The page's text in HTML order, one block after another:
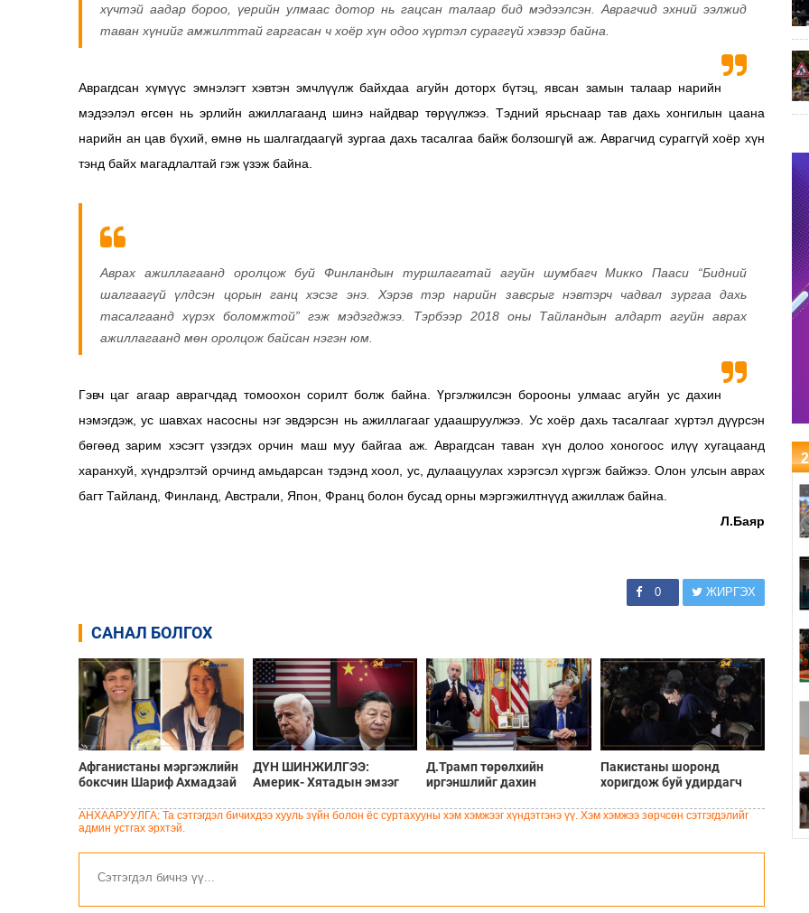
хүчтэй аадар бороо, үерийн улмаас дотор нь гацсан талаар бид мэдээлсэн. Аврагчид эхний ээлжид
таван хүнийг амжилттай гаргасан ч хоёр хүн одоо хүртэл сураггүй хэвээр байна.
Аврагдсан хүмүүс эмнэлэгт хэвтэн эмчлүүлж байхдаа агуйн доторх бүтэц, явсан замын талаар нарийн
мэдээлэл өгсөн нь эрлийн ажиллагаанд шинэ найдвар төрүүлжээ. Тэдний ярьснаар тав дахь хонгилын цаана
нарийн ан цав бүхий, өмнө нь шалгагдаагүй зургаа дахь тасалгаа байж болзошгүй аж. Аврагчид сураггүй хоёр хүн
тэнд байх магадлалтай гэж үзэж байна.
Аврах ажиллагаанд оролцож буй Финландын туршлагатай агуйн шумбагч Микко Пааси “Бидний
шалгаагүй үлдсэн цорын ганц хэсэг энэ. Хэрэв тэр нарийн завсрыг нэвтэрч чадвал зургаа дахь
тасалгаанд хүрэх боломжтой” гэж мэдэгджээ. Тэрбээр 2018 оны Тайландын алдарт агуйн аврах
ажиллагаанд мөн оролцож байсан нэгэн юм.
Гэвч цаг агаар аврагчдад томоохон сорилт болж байна. Үргэлжилсэн борооны улмаас агуйн ус дахин
нэмэгдэж, ус шавхах насосны нэг эвдэрсэн нь ажиллагааг удаашруулжээ. Ус хоёр дахь тасалгааг хүртэл дүүрсэн
бөгөөд зарим хэсэгт үзэгдэх орчин маш муу байгаа аж. Аврагдсан таван хүн долоо хоногоос илүү хугацаанд
харанхуй, хүндрэлтэй орчинд амьдарсан тэдэнд хоол, ус, дулаацуулах хэрэгсэл хүргэж байжээ. Олон улсын аврах
багт Тайланд, Финланд, Австрали, Япон, Франц болон бусад орны мэргэжилтнүүд ажиллаж байна.
Л.Баяр
0 ЖИРГЭХ
САНАЛ БОЛГОХ
Афганистаны мэргэжлийн
боксчин Шариф Ахмадзай
чемоданд хийж хаясан
хэрэгт буруутгагдаж байна
ДҮН ШИНЖИЛГЭЭ:
Америк- Хятадын эмзэг
Д.Трамп төрөлхийн
иргэншлийг дахин
Пакистаны шоронд
хоригдож буй удирдагч
аавынхаа эрүүл мэндэд
АНХААРУУЛГА: Та сэтгэгдэл бичихдээ хууль зүйн болон ёс суртахууны хэм хэмжээг хүндэтгэнэ үү. Хэм хэмжээ зөрчсөн сэтгэгдэлийг
админ устгах эрхтэй.